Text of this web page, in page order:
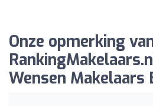
Onze opmerking
Wensen Makelaars